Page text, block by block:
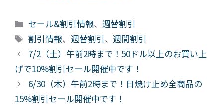
カ
テ
ゴ
リ
ー
セール&割引情報、週替割引
タ
グ
割引情報、週替割引、週間割引
7/2（土）午前2時まで！50ドル以上のお買い上
げで10%割引セール開催中です！
6/30（木）午前2時まで！日焼け止め全商品の
15%割引セール開催中です！